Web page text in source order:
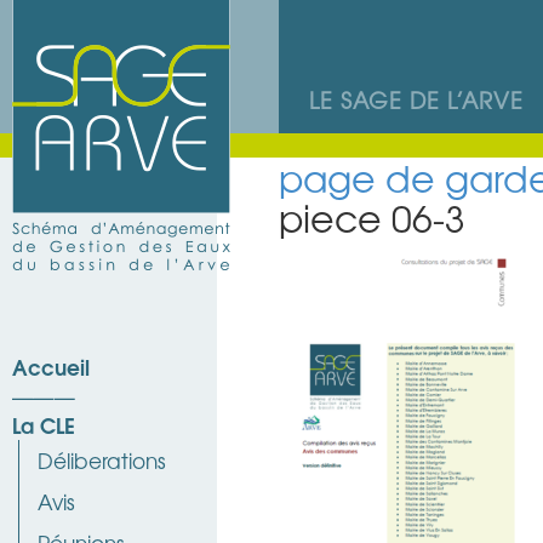
LE SAGE DE L’ARVE
Accueil
La CLE
Déliberations
Avis
page de
piece 06-3